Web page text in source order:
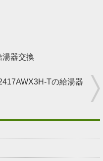
器交換
Tの給湯器